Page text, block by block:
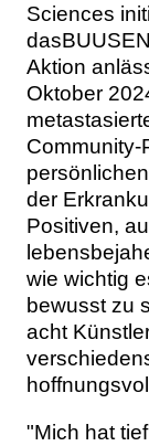
Sciences
Aktion
Oktober
Community-
der
Positiven,
wie wichtig
bewusst zu
acht
"Mich hat